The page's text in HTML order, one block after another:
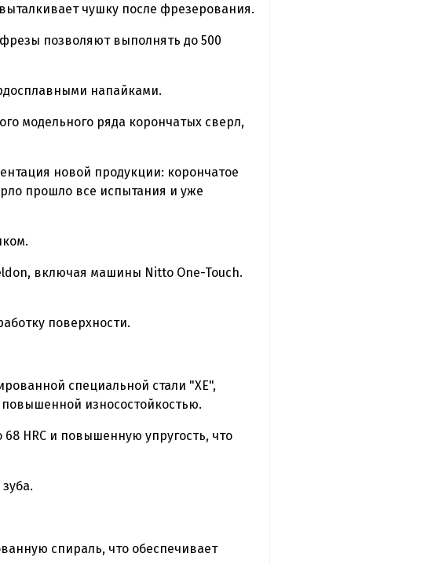
чушку после фрезерования.
позволяют выполнять до 500
напайками.
модельного ряда корончатых сверл,
новой продукции: корончатое
прошло все испытания и уже
включая машины Nitto One-Touch.
поверхности.
специальной стали "ХЕ",
повышенной износостойкостью.
68 HRC и повышенную упругость, что
спираль, что обеспечивает